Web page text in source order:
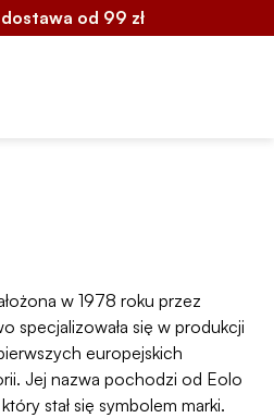
od 99 zł
w 1978 roku przez
specjalizowała się w produkcji
europejskich
Jej nazwa pochodzi od Eolo
stał się symbolem marki.